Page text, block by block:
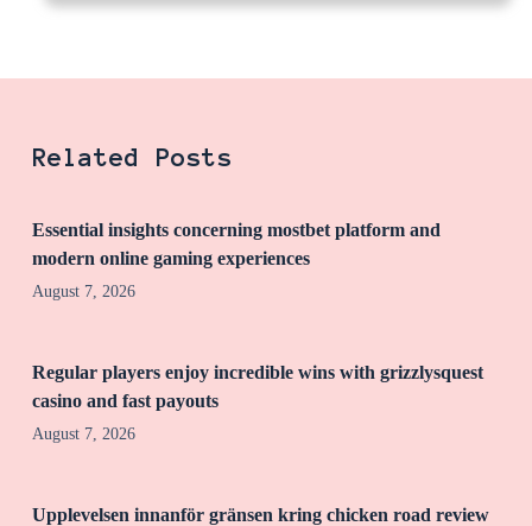
Related Posts
Essential insights concerning mostbet platform and
modern online gaming experiences
August 7, 2026
Regular players enjoy incredible wins with grizzlysquest
casino and fast payouts
August 7, 2026
Upplevelsen innanför gränsen kring chicken road review